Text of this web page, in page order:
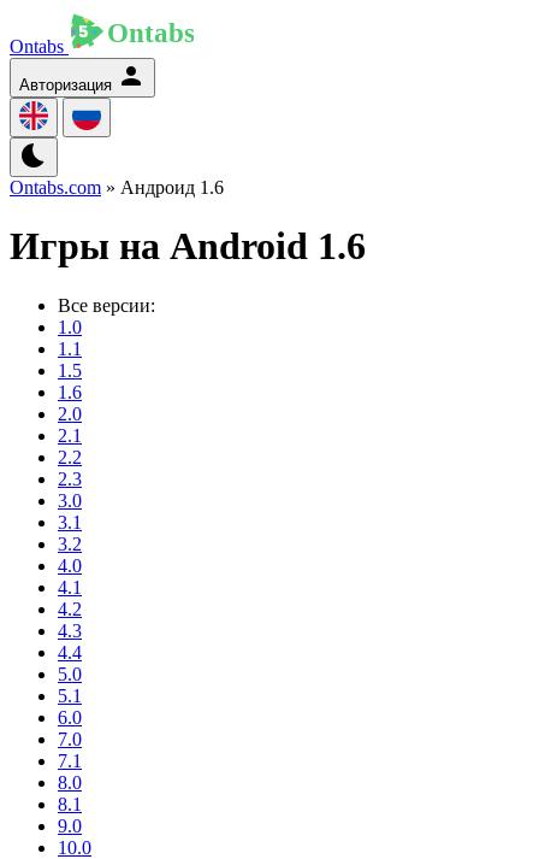
Ontabs
Авторизация
Ontabs.com » Андроид 1.6
Игры на Android 1.6
Все версии:
1.0
1.1
1.5
1.6
2.0
2.1
2.2
2.3
3.0
3.1
3.2
4.0
4.1
4.2
4.3
4.4
5.0
5.1
6.0
7.0
7.1
8.0
8.1
9.0
10.0